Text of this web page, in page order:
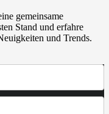
gemeinsame
Stand und erfahre
und Trends.